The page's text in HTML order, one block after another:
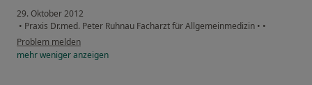
29. Oktober 2012
• Praxis Dr.med. Peter Ruhnau Facharzt für Allgemeinmedizin • •
Problem melden
mehrwenigeranzeigen